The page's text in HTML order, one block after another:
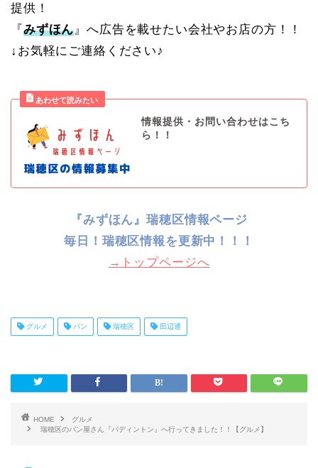
提供！
『みずほん 』へ広告を載せたい会社やお店の方！！
↓お気軽にご連絡ください♪
情報提供・お問い合わせはこち
ら！！
『みずほん』瑞穂区情報ページ
毎日！ 瑞穂区情報を更新中！！！
→トップページへ
グルメ パン 瑞穂区 田辺通
HOME
グルメ
瑞穂区のパン屋さん『パディントン』へ行ってきました！！【グルメ】